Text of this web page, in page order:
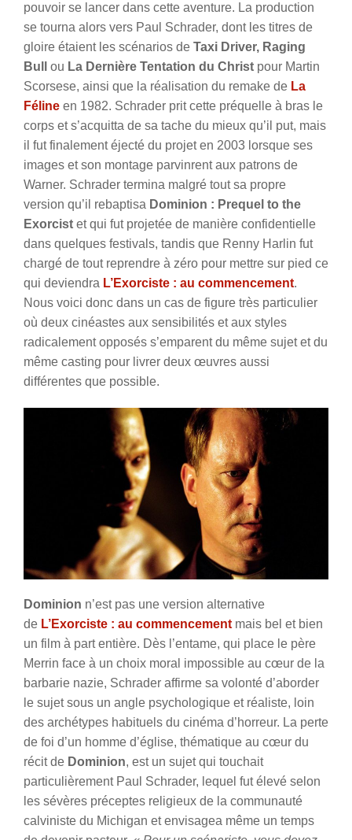
pouvoir se lancer dans cette aventure. La production
se tourna alors vers Paul Schrader, dont les titres de
gloire étaient les scénarios de Taxi Driver, Raging
Bull
ou La Dernière Tentation du Christ pour Martin
Scorsese, ainsi que la réalisation du remake de La
Féline en 1982. Schrader prit cette préquelle à bras le
corps et s’acquitta de sa tache du mieux qu’il put, mais
il fut finalement éjecté du projet en 2003 lorsque ses
images et son montage parvinrent aux patrons de
Warner. Schrader termina malgré tout sa propre
version qu’il rebaptisa Dominion : Prequel to the
Exorcist et qui fut projetée de manière confidentielle
dans quelques festivals, tandis que Renny Harlin fut
chargé de tout reprendre à zéro pour mettre sur pied ce
qui deviendra L’Exorciste : au commencement.
Nous voici donc dans un cas de figure très particulier
où deux cinéastes aux sensibilités et aux styles
radicalement opposés s’emparent du même sujet et du
même casting pour livrer deux œuvres aussi
différentes que possible.
Dominion n’est pas une version alternative
de L’Exorciste : au commencement mais bel et bien
un film à part entière. Dès l’entame, qui place le père
Merrin face à un choix moral impossible au cœur de la
barbarie nazie, Schrader affirme sa volonté d’aborder
le sujet sous un angle psychologique et réaliste, loin
des archétypes habituels du cinéma d’horreur. La perte
de foi d’un homme d’église, thématique au cœur du
récit de Dominion, est un sujet qui touchait
particulièrement Paul Schrader, lequel fut élevé selon
les sévères préceptes religieux de la communauté
calviniste du Michigan et envisagea même un temps